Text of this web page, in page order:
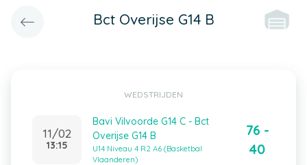
Bct Overijse G14 B
WEDSTRIJDEN
11/02
13:15
Bavi Vilvoorde G14 C - Bct
Overijse G14 B
U14 Niveau 4 R2 A6 (Basketbal
Vlaanderen)
76 -
40